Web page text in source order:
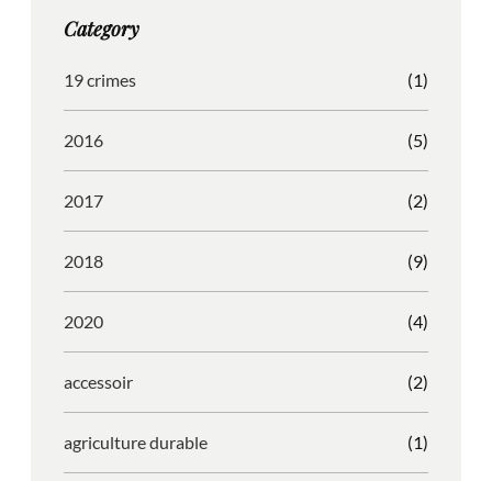
r
m
o
Category
19 crimes (1)
2016 (5)
2017 (2)
2018 (9)
2020 (4)
accessoir (2)
agriculture durable (1)